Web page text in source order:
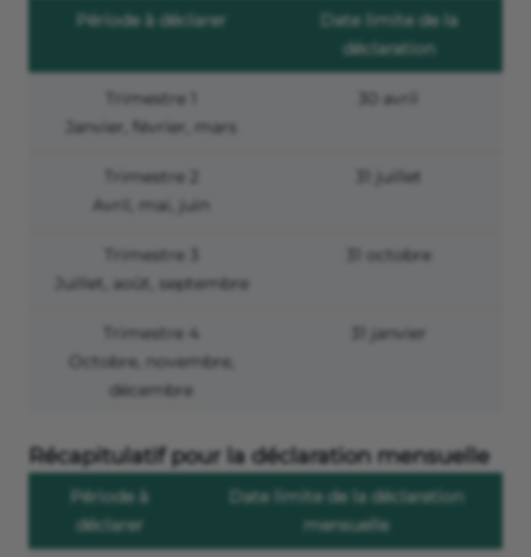
Période à déclarer
Date limite de la
déclaration
Trimestre 1
Janvier, février, mars
30 avril
Trimestre 2
Avril, mai, juin
31 juillet
Trimestre 3
Juillet, août, septembre
31 octobre
Trimestre 4
Octobre, novembre,
décembre
31 janvier
Récapitulatif pour la déclaration mensuelle
Période à
déclarer
Date limite de la déclaration
mensuelle